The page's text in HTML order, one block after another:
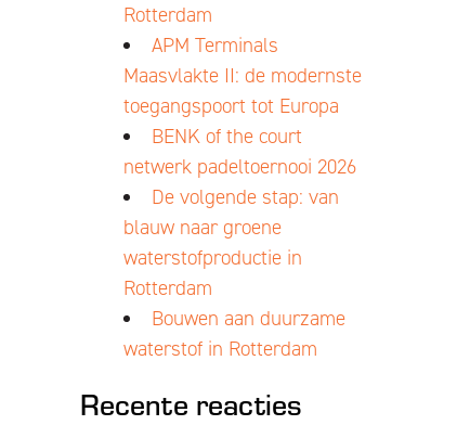
Rotterdam
APM Terminals
Maasvlakte II: de modernste
toegangspoort tot Europa
BENK of the court
netwerk padeltoernooi 2026
De volgende stap: van
blauw naar groene
waterstofproductie in
Rotterdam
Bouwen aan duurzame
waterstof in Rotterdam
Recente reacties